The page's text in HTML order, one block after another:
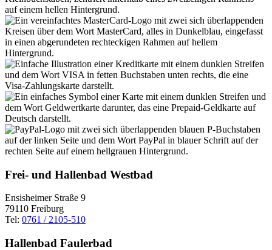
Frei- und Hallenbad Westbad
Ensisheimer Straße 9
79110 Freiburg
Tel: 0761 / 2105-510
Hallenbad Faulerbad